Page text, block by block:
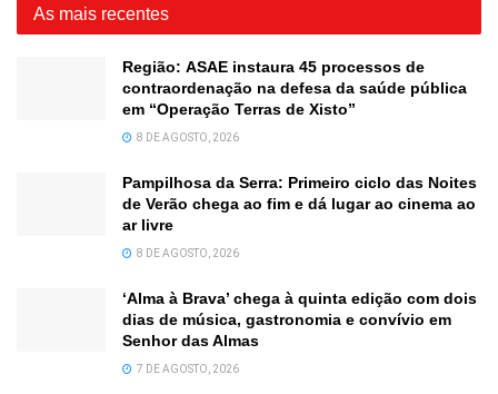
As mais recentes
Região: ASAE instaura 45 processos de
contraordenação na defesa da saúde pública
em “Operação Terras de Xisto”
8 DE AGOSTO, 2026
Pampilhosa da Serra: Primeiro ciclo das Noites
de Verão chega ao fim e dá lugar ao cinema ao
ar livre
8 DE AGOSTO, 2026
‘Alma à Brava’ chega à quinta edição com dois
dias de música, gastronomia e convívio em
Senhor das Almas
7 DE AGOSTO, 2026